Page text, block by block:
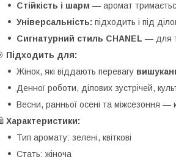
Стійкість і шарм — аромат
Універсальність: підходить і під
Сигнатурний стиль CHANEL — для
Підходить для:
Жінок, які віддають перевагу
Денної роботи, ділових зустрічей,
Весни, ранньої осені та міжсезоння —
Характеристики:
Тип аромату: зелені, квіткові
Стать: жіноча